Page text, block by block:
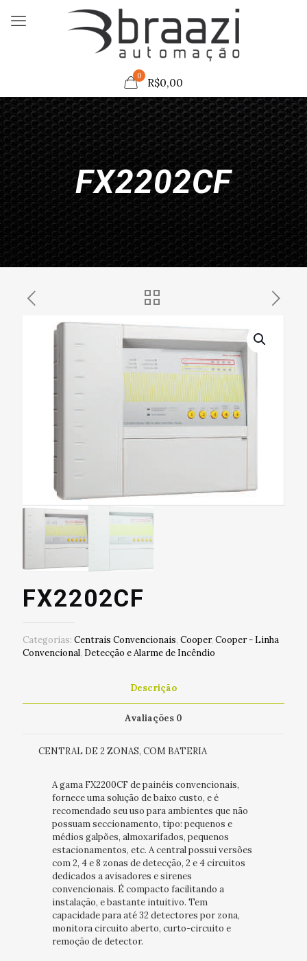
0 R$0,00
FX2202CF
FX2202CF
Categorias: Centrais Convencionais, Cooper, Cooper - Linha
Convencional, Detecção e Alarme de Incêndio
Descrição
Avaliações 0
CENTRAL DE 2 ZONAS, COM BATERIA
A gama FX2200CF de painéis convencionais,
fornece uma solução de baixo custo, e é
recomendado seu uso para ambientes que não
possuam seccionamento, tipo: pequenos e
médios galpões, almoxarifados, pequenos
estacionamentos, etc. A central possui versões
com 2, 4 e 8 zonas de detecção, 2 e 4 circuitos
dedicados a avisadores e sirenes
convencionais. É compacto facilitando a
instalação, e bastante intuitivo. Tem
capacidade para até 32 detectores por zona,
monitora circuito aberto, curto-circuito e
remoção de detector.